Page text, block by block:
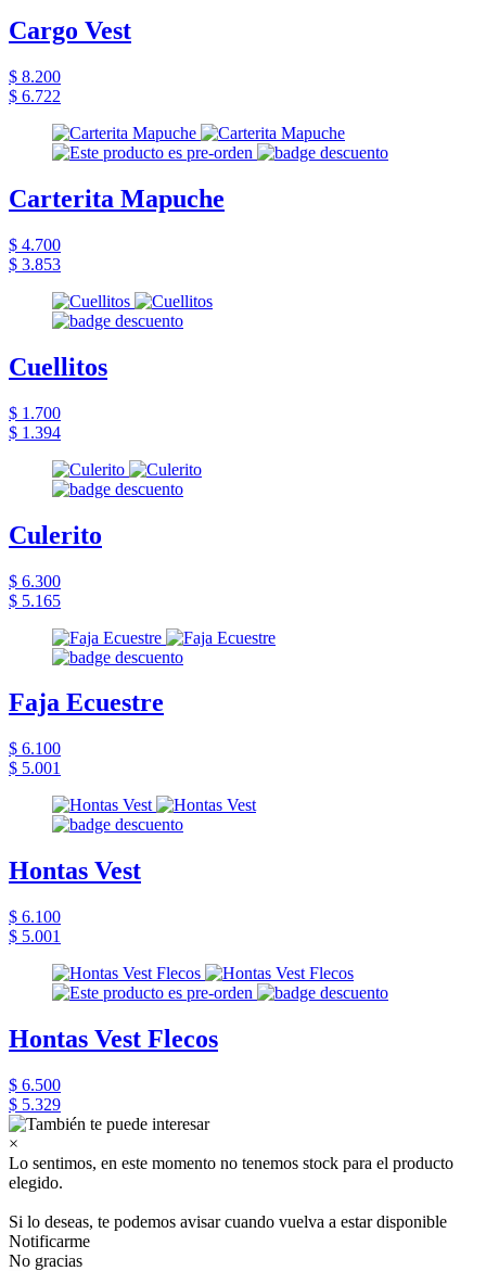
Cargo Vest
$ 8.200
$ 6.722
Carterita Mapuche
$ 4.700
$ 3.853
Cuellitos
$ 1.700
$ 1.394
Culerito
$ 6.300
$ 5.165
Faja Ecuestre
$ 6.100
$ 5.001
Hontas Vest
$ 6.100
$ 5.001
Hontas Vest Flecos
$ 6.500
$ 5.329
×
Lo sentimos, en este momento no tenemos stock para el producto
elegido.
Si lo deseas, te podemos avisar cuando vuelva a estar disponible
Notificarme
No gracias